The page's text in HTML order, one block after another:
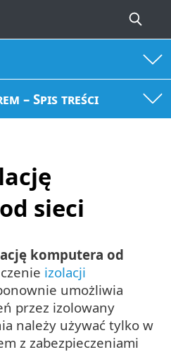
– Spis treści
sieci
komputera od
izolacji
umożliwia
przez izolowany
należy używać tylko w
z zabezpieczeniami